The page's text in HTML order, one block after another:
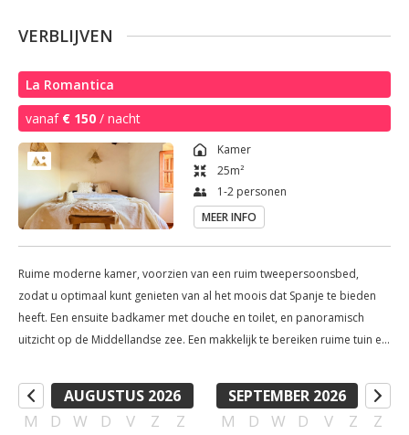
ga naar het bruisende centrum van Platja d'Aro om een van de
Catalaanse achterland, en geniet van de cultuur, wijn en
gastronomie. Ga langs een van de schitterende baaitjes die de
Costa Brava rijk is. Beleef het echte Spanje.
VERBLIJVEN
La Romantica
vanaf € 150 / nacht
Kamer
25m²
1-2 personen
MEER INFO
Ruime moderne kamer, voorzien van een ruim tweepersoonsbed,
zodat u optimaal kunt genieten van al het moois dat Spanje te bieden
heeft. Een ensuite badkamer met douche en toilet, en panoramisch
uitzicht op de Middellandse zee. Een makkelijk te bereiken ruime tuin en
linnenservice. Prijs is per nacht, inclusief ontbijt en toeristenbelasting.
Maximale bezetting: 2 personen.
AUGUSTUS 2026
M D W D V Z Z
SEPTEMBER 2026
M D W D V Z Z